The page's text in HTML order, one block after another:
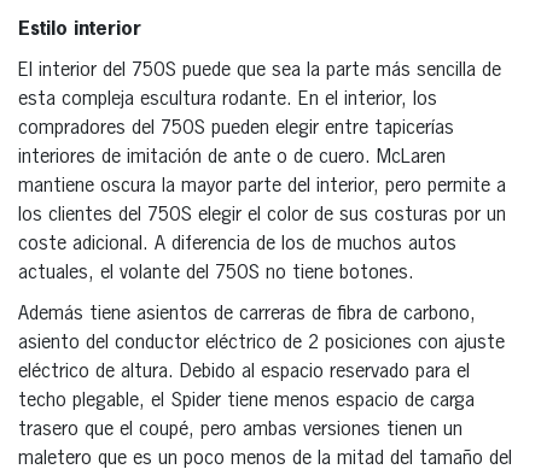
Estilo interior
El interior del 750S puede que sea la parte más sencilla de
esta compleja escultura rodante. En el interior, los
compradores del 750S pueden elegir entre tapicerías
interiores de imitación de ante o de cuero. McLaren
mantiene oscura la mayor parte del interior, pero permite a
los clientes del 750S elegir el color de sus costuras por un
coste adicional. A diferencia de los de muchos autos
actuales, el volante del 750S no tiene botones.
Además tiene asientos de carreras de fibra de carbono,
asiento del conductor eléctrico de 2 posiciones con ajuste
eléctrico de altura. Debido al espacio reservado para el
techo plegable, el Spider tiene menos espacio de carga
trasero que el coupé, pero ambas versiones tienen un
maletero que es un poco menos de la mitad del tamaño del